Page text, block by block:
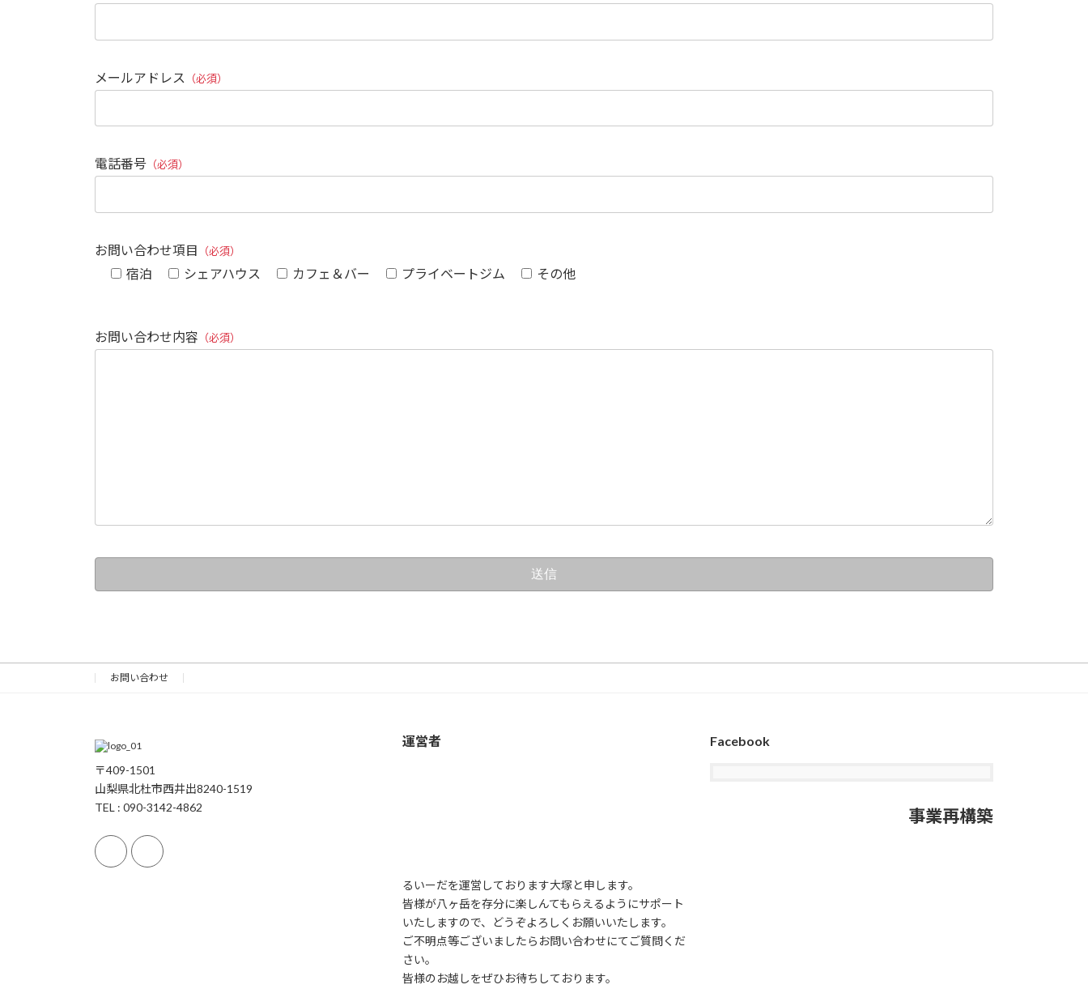
メールアドレス （必須）
電話番号 （必須）
お問い合わせ項目 （必須）
宿泊 シェアハウス カフェ＆バー プライベートジム その他
お問い合わせ内容 （必須）
お問い合わせ
〒409-1501
山梨県北杜市西井出8240-1519
TEL : 090-3142-4862
運営者
るいーだを運営しております大塚と申します。
皆様が八ヶ岳を存分に楽しんてもらえるようにサポート
いたしますので、どうぞよろしくお願いいたします。
ご不明点等ございましたらお問い合わせにてご質問くだ
さい。
皆様のお越しをぜひお待ちしております。
Facebook
事業再構築